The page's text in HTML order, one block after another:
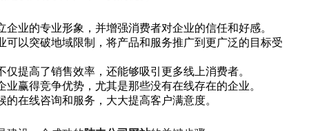
业的专业形象，并增强消费者对企业的信任和好感。
可以突破地域限制，将产品和服务推广到更广泛的目标受
提高了销售效率，还能够吸引更多线上消费者。
业赢得竞争优势，尤其是那些没有在线存在的企业。
在线咨询和服务，大大提高客户满意度。